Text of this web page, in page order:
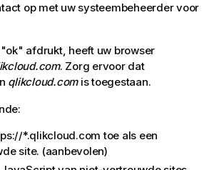
op met uw systeembeheerder voor
afdrukt, heeft uw browser
. Zorg ervoor dat
qlikcloud.comis toegestaan.
*.qlikcloud.com toe als een
site. (aanbevolen)